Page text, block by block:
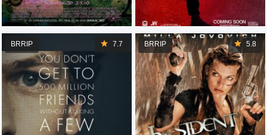
5.8
BRRIP
7.7
BRRIP